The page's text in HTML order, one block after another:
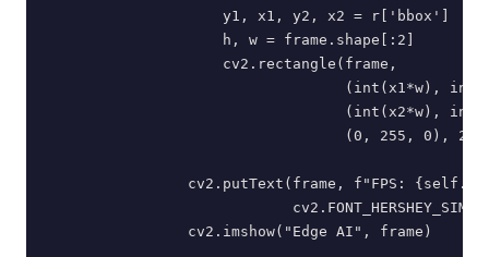
                    y1, x1, y2, x2 = r['bbox']
                    h, w = frame.shape[:2]
                    cv2.rectangle(frame,
(int(x1*w),
(int(x2*w),
                                  (0, 255, 0), 2)
cv2.putText(frame, f"FPS:
                cv2.imshow("Edge AI", frame)